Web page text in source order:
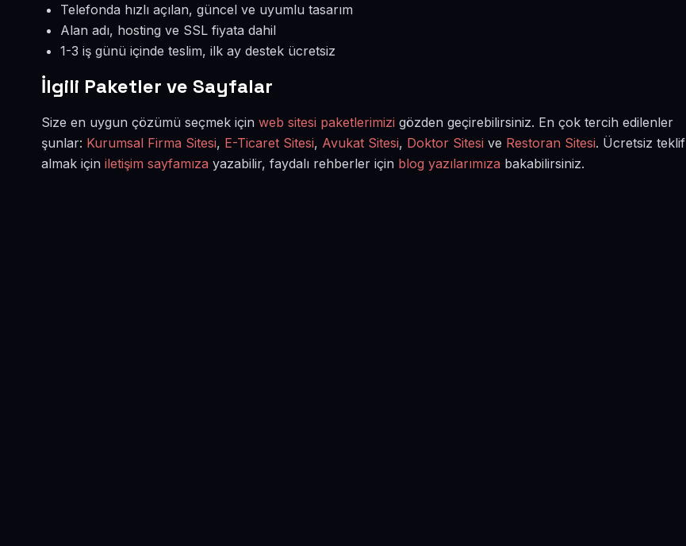
Telefonda hızlı açılan, güncel ve uyumlu tasarım
Alan adı, hosting ve SSL fiyata dahil
1-3 iş günü içinde teslim, ilk ay destek ücretsiz
İlgili Paketler ve Sayfalar
Size en uygun çözümü seçmek için web sitesi paketlerimizi gözden geçirebilirsiniz. En çok tercih edilenler
şunlar: Kurumsal Firma Sitesi, E-Ticaret Sitesi, Avukat Sitesi, Doktor Sitesi ve Restoran Sitesi. Ücretsiz teklif
almak için iletişim sayfamıza yazabilir, faydalı rehberler için blog yazılarımıza bakabilirsiniz.